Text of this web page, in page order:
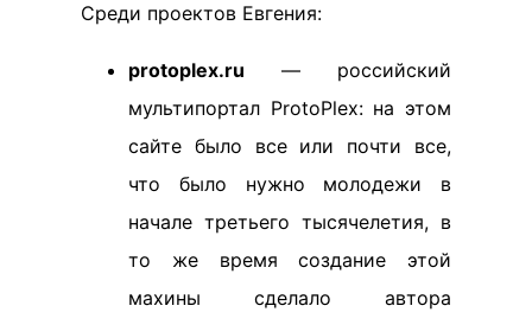
Среди проектов Евгения:
protoplex.ru — российский
мультипортал ProtoPlex: на этом
сайте было все или почти все,
что было нужно молодежи в
начале третьего тысячелетия, в
то же время создание этой
махины сделало автора